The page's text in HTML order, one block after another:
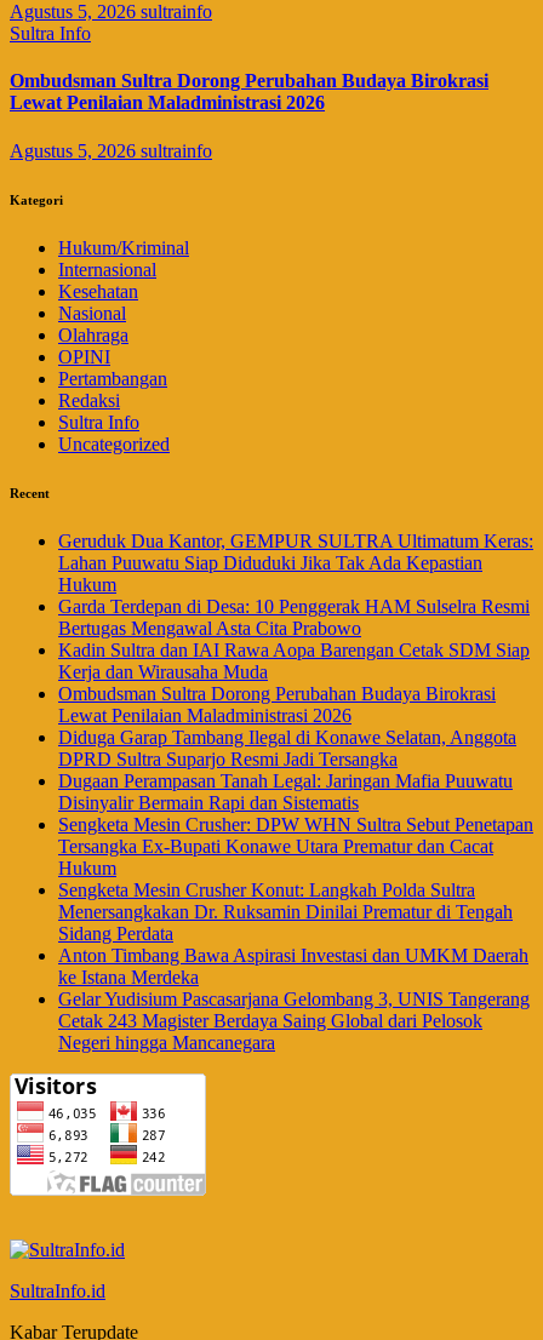
Agustus 5, 2026 sultrainfo
Sultra Info
Ombudsman Sultra Dorong Perubahan Budaya Birokrasi
Lewat Penilaian Maladministrasi 2026
Agustus 5, 2026 sultrainfo
Kategori
Hukum/Kriminal
Internasional
Kesehatan
Nasional
Olahraga
OPINI
Pertambangan
Redaksi
Sultra Info
Uncategorized
Recent
Geruduk Dua Kantor, GEMPUR SULTRA Ultimatum Keras:
Lahan Puuwatu Siap Diduduki Jika Tak Ada Kepastian
Hukum
Garda Terdepan di Desa: 10 Penggerak HAM Sulselra Resmi
Bertugas Mengawal Asta Cita Prabowo
Kadin Sultra dan IAI Rawa Aopa Barengan Cetak SDM Siap
Kerja dan Wirausaha Muda
Ombudsman Sultra Dorong Perubahan Budaya Birokrasi
Lewat Penilaian Maladministrasi 2026
Diduga Garap Tambang Ilegal di Konawe Selatan, Anggota
DPRD Sultra Suparjo Resmi Jadi Tersangka
Dugaan Perampasan Tanah Legal: Jaringan Mafia Puuwatu
Disinyalir Bermain Rapi dan Sistematis
Sengketa Mesin Crusher: DPW WHN Sultra Sebut Penetapan
Tersangka Ex-Bupati Konawe Utara Prematur dan Cacat
Hukum
Sengketa Mesin Crusher Konut: Langkah Polda Sultra
Menersangkakan Dr. Ruksamin Dinilai Prematur di Tengah
Sidang Perdata
Anton Timbang Bawa Aspirasi Investasi dan UMKM Daerah
ke Istana Merdeka
Gelar Yudisium Pascasarjana Gelombang 3, UNIS Tangerang
Cetak 243 Magister Berdaya Saing Global dari Pelosok
Negeri hingga Mancanegara
SultraInfo.id
Kabar Terupdate